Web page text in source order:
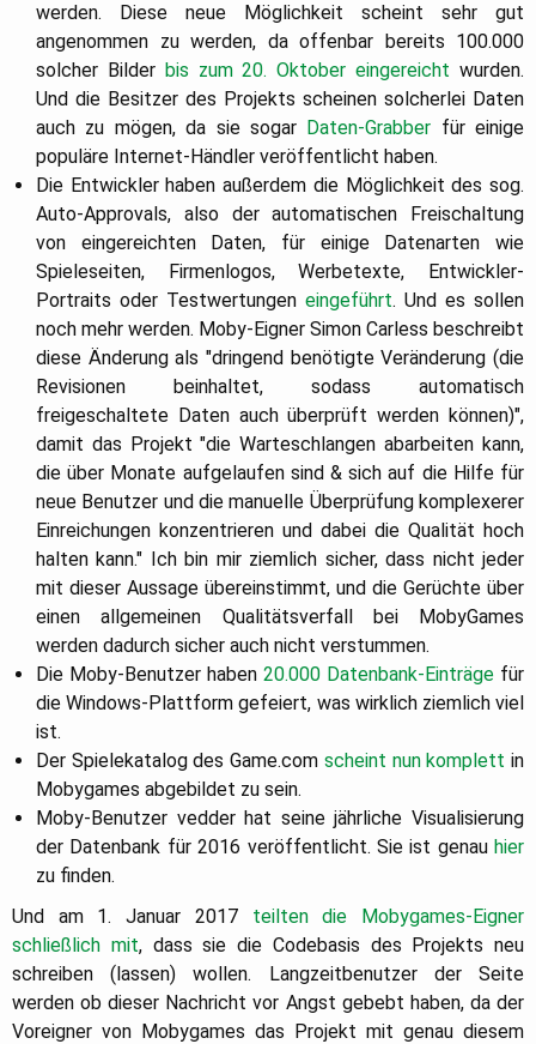
werden. Diese neue Möglichkeit scheint sehr gut
angenommen zu werden, da offenbar bereits 100.000
solcher Bilder bis zum 20. Oktober eingereicht wurden.
Und die Besitzer des Projekts scheinen solcherlei Daten
auch zu mögen, da sie sogar Daten-Grabber für einige
populäre Internet-Händler veröffentlicht haben.
Die Entwickler haben außerdem die Möglichkeit des sog.
Auto-Approvals, also der automatischen Freischaltung
von eingereichten Daten, für einige Datenarten wie
Spieleseiten, Firmenlogos, Werbetexte, Entwickler-
Portraits oder Testwertungen eingeführt. Und es sollen
noch mehr werden. Moby-Eigner Simon Carless beschreibt
diese Änderung als "dringend benötigte Veränderung (die
Revisionen beinhaltet, sodass automatisch
freigeschaltete Daten auch überprüft werden können)",
damit das Projekt "die Warteschlangen abarbeiten kann,
die über Monate aufgelaufen sind & sich auf die Hilfe für
neue Benutzer und die manuelle Überprüfung komplexerer
Einreichungen konzentrieren und dabei die Qualität hoch
halten kann." Ich bin mir ziemlich sicher, dass nicht jeder
mit dieser Aussage übereinstimmt, und die Gerüchte über
einen allgemeinen Qualitätsverfall bei MobyGames
werden dadurch sicher auch nicht verstummen.
Die Moby-Benutzer haben 20.000 Datenbank-Einträge für
die Windows-Plattform gefeiert, was wirklich ziemlich viel
ist.
Der Spielekatalog des Game.com scheint nun komplett in
Mobygames abgebildet zu sein.
Moby-Benutzer vedder hat seine jährliche Visualisierung
der Datenbank für 2016 veröffentlicht. Sie ist genau hier
zu finden.
Und am 1. Januar 2017 teilten die Mobygames-Eigner
schließlich mit, dass sie die Codebasis des Projekts neu
schreiben (lassen) wollen. Langzeitbenutzer der Seite
werden ob dieser Nachricht vor Angst gebebt haben, da der
Voreigner von Mobygames das Projekt mit genau diesem